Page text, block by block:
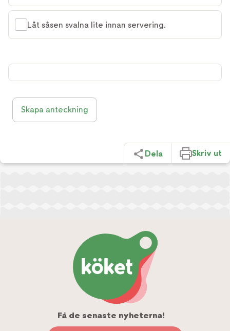
Låt såsen svalna lite innan servering.
Skapa anteckning
Dela Skriv ut
Få de senaste nyheterna!